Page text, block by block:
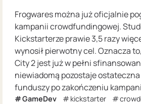
Frogwares można już oficjalnie
kampanii crowdfundingowej.
Kickstarterze prawie 3,5 razy
wynosił pierwotny cel. Oznacza
City 2 jest już w pełni
niewiadomą pozostaje
funduszy po zakończeniu
GameDev kickstarter